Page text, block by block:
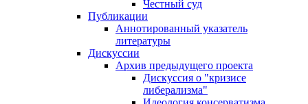
Честный суд
Публикации
Аннотированный указатель
литературы
Дискуссии
Архив предыдущего проекта
Дискуссия о "кризисе
либерализма"